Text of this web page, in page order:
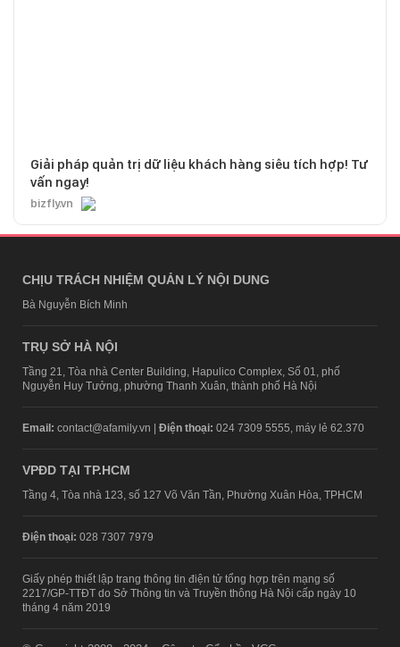
Giải pháp quản trị dữ liệu khách hàng siêu tích hợp! Tư
vấn ngay!
bizfly.vn
CHỊU TRÁCH NHIỆM QUẢN LÝ NỘI DUNG
Bà Nguyễn Bích Minh
TRỤ SỞ HÀ NỘI
Tầng 21, Tòa nhà Center Building, Hapulico Complex, Số 01, phố
Nguyễn Huy Tưởng, phường Thanh Xuân, thành phố Hà Nội
Email: contact@afamily.vn | Điện thoại: 024 7309 5555, máy lẻ 62.370
VPĐD TẠI TP.HCM
Tầng 4, Tòa nhà 123, số 127 Võ Văn Tần, Phường Xuân Hòa, TPHCM
Điện thoại: 028 7307 7979
Giấy phép thiết lập trang thông tin điện tử tổng hợp trên mạng số
2217/GP-TTĐT do Sở Thông tin và Truyền thông Hà Nội cấp ngày 10
tháng 4 năm 2019